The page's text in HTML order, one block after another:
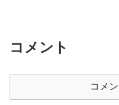
コメント
コメ